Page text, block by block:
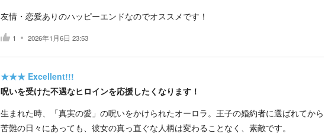
友情・恋愛ありのハッピーエンドなのでオススメです！
1 2026年1月6日 23:53
★★★ Excellent!!!
呪いを受けた不遇なヒロインを応援したくなります！
生まれた時、「真実の愛」の呪いをかけられたオーロラ。王子の婚約者に選ばれてから
苦難の日々にあっても、彼女の真っ直ぐな人柄は変わることなく、素敵です。